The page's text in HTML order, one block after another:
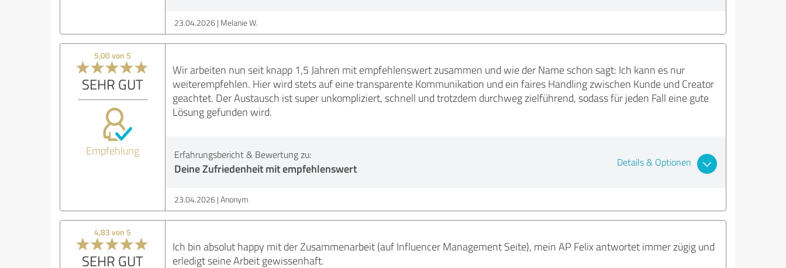
23.04.2026 Melanie W.
5,00 von 5
SEHR GUT
Empfehlung
Wir arbeiten nun seit knapp 1,5 Jahren mit empfehlenswert zusammen und wie der Name schon sagt: Ich kann es nur
weiterempfehlen. Hier wird stets auf eine transparente Kommunikation und ein faires Handling zwischen Kunde und Creator
geachtet. Der Austausch ist super unkompliziert, schnell und trotzdem durchweg zielführend, sodass für jeden Fall eine gute
Lösung gefunden wird.
Erfahrungsbericht & Bewertung zu:
Deine Zufriedenheit mit empfehlenswert Details & Optionen
23.04.2026 Anonym
4,83 von 5
SEHR GUT
Ich bin absolut happy mit der Zusammenarbeit (auf Influencer Management Seite), mein AP Felix antwortet immer zügig und
erledigt seine Arbeit gewissenhaft.